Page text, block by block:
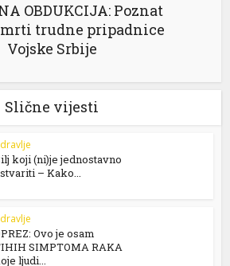
OBDUKCIJA: Poznat
trudne pripadnice
Vojske Srbije
Slične vijesti
koji (ni)je jednostavno
– Kako...
Ovo je osam
SIMPTOMA RAKA
ljudi...